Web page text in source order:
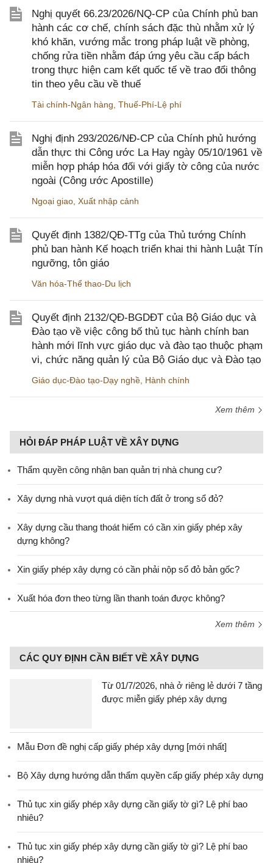
Nghị quyết 66.23/2026/NQ-CP của Chính phủ ban
hành các cơ chế, chính sách đặc thù nhằm xử lý
khó khăn, vướng mắc trong pháp luật về phòng,
chống rửa tiền nhằm đáp ứng yêu cầu cấp bách
trong thực hiện cam kết quốc tế về trao đổi thông
tin theo yêu cầu về thuế
Tài chính-Ngân hàng Thuế-Phí-Lệ phí
Nghị định 293/2026/NĐ-CP của Chính phủ hướng
dẫn thực thi Công ước La Hay ngày 05/10/1961 về
miễn hợp pháp hóa đối với giấy tờ công của nước
ngoài (Công ước Apostille)
Ngoại giao Xuất nhập cảnh
Quyết định 1382/QĐ-TTg của Thủ tướng Chính
phủ ban hành Kế hoạch triển khai thi hành Luật Tín
ngưỡng, tôn giáo
Văn hóa-Thể thao-Du lịch
Quyết định 2132/QĐ-BGDĐT của Bộ Giáo dục và
Đào tạo về việc công bố thủ tục hành chính ban
hành mới lĩnh vực giáo dục và đào tạo thuộc phạm
vi, chức năng quản lý của Bộ Giáo dục và Đào tạo
Giáo dục-Đào tạo-Dạy nghề Hành chính
Xem thêm
HỎI ĐÁP PHÁP LUẬT VỀ XÂY DỰNG
Thẩm quyền công nhận ban quản trị nhà chung cư?
Xây dựng nhà vượt quá diện tích đất ở trong sổ đỏ?
Xây dựng cầu thang thoát hiểm có cần xin giấy phép xây
dựng không?
Xin giấy phép xây dựng có cần phải nộp sổ đỏ bản gốc?
Xuất hóa đơn theo từng lần thanh toán được không?
Xem thêm
CÁC QUY ĐỊNH CẦN BIẾT VỀ XÂY DỰNG
Từ 01/7/2026, nhà ở riêng lẻ dưới 7 tầng
được miễn giấy phép xây dựng
Mẫu Đơn đề nghị cấp giấy phép xây dựng [mới nhất]
Bộ Xây dựng hướng dẫn thẩm quyền cấp giấy phép xây dựng
Thủ tục xin giấy phép xây dựng cần giấy tờ gì? Lệ phí bao
nhiêu?
Thủ tục xin giấy phép xây dựng cần giấy tờ gì? Lệ phí bao
nhiêu?